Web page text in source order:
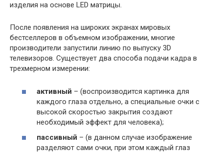
изделия на основе LED матрицы.
После появления на широких экранах мировых
бестселлеров в объемном изображении, многие
производители запустили линию по выпуску 3D
телевизоров. Существует два способа подачи кадра в
трехмерном измерении:
активный – (воспроизводится картинка для
каждого глаза отдельно, а специальные очки с
высокой скоростью закрытия создают
необходимый эффект для человека);
пассивный – (в данном случае изображение
разделяют сами очки, при этом каждый глаз